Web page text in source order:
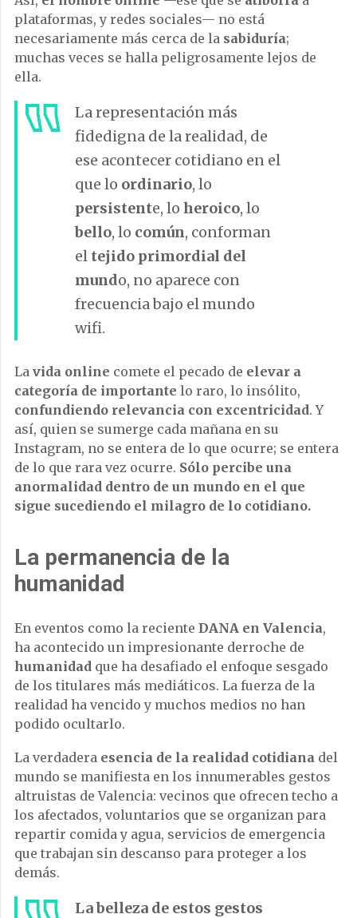
plataformas, y redes sociales— no está
necesariamente más cerca de la sabiduría;
muchas veces se halla peligrosamente lejos de
ella.
La representación más
fidedigna de la realidad, de
ese acontecer cotidiano en el
que lo ordinario, lo
persistente, lo heroico, lo
bello, lo común, conforman
el tejido primordial del
mundo, no aparece con
frecuencia bajo el mundo
wifi.
La vida online comete el pecado de elevar a
categoría de importante lo raro, lo insólito,
confundiendo relevancia con excentricidad. Y
así, quien se sumerge cada mañana en su
Instagram, no se entera de lo que ocurre; se entera
de lo que rara vez ocurre. Sólo percibe una
anormalidad dentro de un mundo en el que
sigue sucediendo el milagro de lo cotidiano.
La permanencia de la
humanidad
En eventos como la reciente DANA en Valencia,
ha acontecido un impresionante derroche de
humanidad que ha desafiado el enfoque sesgado
de los titulares más mediáticos. La fuerza de la
realidad ha vencido y muchos medios no han
podido ocultarlo.
La verdadera esencia de la realidad cotidiana del
mundo se manifiesta en los innumerables gestos
altruistas de Valencia: vecinos que ofrecen techo a
los afectados, voluntarios que se organizan para
repartir comida y agua, servicios de emergencia
que trabajan sin descanso para proteger a los
demás.
La belleza de estos gestos